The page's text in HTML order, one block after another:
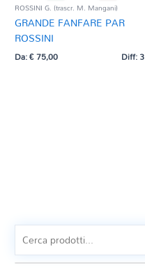
ROSSINI G. (trascr. M. Mangani)
GRANDE FANFARE PAR
ROSSINI
Da:€75,00 Diff: 3